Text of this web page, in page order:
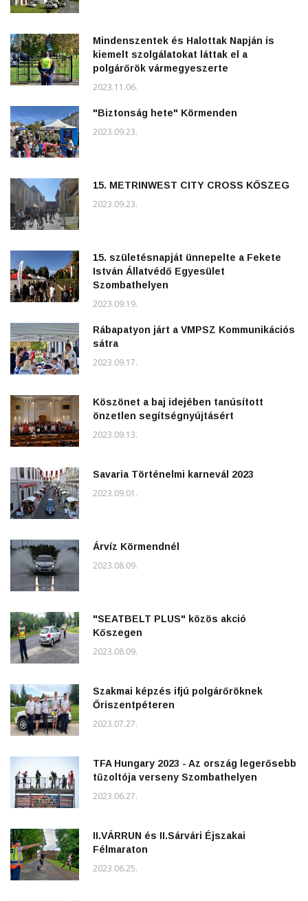
Mindenszentek és Halottak Napján is
kiemelt szolgálatokat láttak el a
polgárőrök vármegyeszerte
2023.11.06.
"Biztonság hete" Körmenden
2023.09.23.
15. METRINWEST CITY CROSS KŐSZEG
2023.09.23.
15. születésnapját ünnepelte a Fekete
István Állatvédő Egyesület
Szombathelyen
2023.09.19.
Rábapatyon járt a VMPSZ Kommunikációs
sátra
2023.09.17.
Köszönet a baj idejében tanúsított
önzetlen segítségnyújtásért
2023.09.13.
Savaria Történelmi karnevál 2023
2023.09.01.
Árvíz Körmendnél
2023.08.09.
"SEATBELT PLUS" közös akció
Kőszegen
2023.08.09.
Szakmai képzés ifjú polgárőröknek
Őriszentpéteren
2023.07.27.
TFA Hungary 2023 - Az ország legerősebb
tűzoltója verseny Szombathelyen
2023.06.27.
II.VÁRRUN és II.Sárvári Éjszakai
Félmaraton
2023.06.25.